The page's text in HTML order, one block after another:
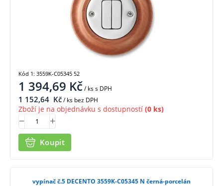
1 394,69 Kč/ kss DPH
1 152,64 Kč/ ks bez DPH
Zboží je na objednávku s dostupností (0 ks)
Koupit
Kód 1: 3559K-C05345 52
vypínač č.5 DECENTO 3559K-C05345 N černá-porcelán